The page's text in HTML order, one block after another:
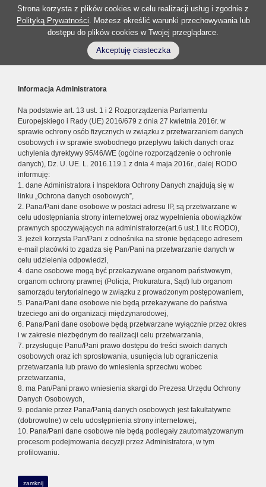
Strona korzysta z plików cookies w celu realizacji usług i zgodnie z
Polityką Prywatności. Możesz określić warunki przechowywania lub
dostępu do plików cookies w Twojej przeglądarce.
Akceptuję ciasteczka
Informacja Administratora
Na podstawie art. 13 ust. 1 i 2 Rozporządzenia Parlamentu
Europejskiego i Rady (UE) 2016/679 z dnia 27 kwietnia 2016r. w
sprawie ochrony osób fizycznych w związku z przetwarzaniem danych
osobowych i w sprawie swobodnego przepływu takich danych oraz
uchylenia dyrektywy 95/46/WE (ogólne rozporządzenie o ochronie
danych), Dz. U. UE. L. 2016.119.1 z dnia 4 maja 2016r., dalej RODO
informuję:
1. dane Administratora i Inspektora Ochrony Danych znajdują się w
linku „Ochrona danych osobowych”,
2. Pana/Pani dane osobowe w postaci adresu IP, są przetwarzane w
celu udostępniania strony internetowej oraz wypełnienia obowiązków
prawnych spoczywających na administratorze(art.6 ust.1 lit.c RODO),
3. jeżeli korzysta Pan/Pani z odnośnika na stronie będącego adresem
e-mail placówki to zgadza się Pan/Pani na przetwarzanie danych w
celu udzielenia odpowiedzi,
4. dane osobowe mogą być przekazywane organom państwowym,
organom ochrony prawnej (Policja, Prokuratura, Sąd) lub organom
samorządu terytorialnego w związku z prowadzonym postępowaniem,
5. Pana/Pani dane osobowe nie będą przekazywane do państwa
trzeciego ani do organizacji międzynarodowej,
6. Pana/Pani dane osobowe będą przetwarzane wyłącznie przez okres
i w zakresie niezbędnym do realizacji celu przetwarzania,
7. przysługuje Panu/Pani prawo dostępu do treści swoich danych
osobowych oraz ich sprostowania, usunięcia lub ograniczenia
przetwarzania lub prawo do wniesienia sprzeciwu wobec
przetwarzania,
8. ma Pan/Pani prawo wniesienia skargi do Prezesa Urzędu Ochrony
Danych Osobowych,
9. podanie przez Pana/Panią danych osobowych jest fakultatywne
(dobrowolne) w celu udostępnienia strony internetowej,
10. Pana/Pani dane osobowe nie będą podlegały zautomatyzowanym
procesom podejmowania decyzji przez Administratora, w tym
profilowaniu.
zamknij